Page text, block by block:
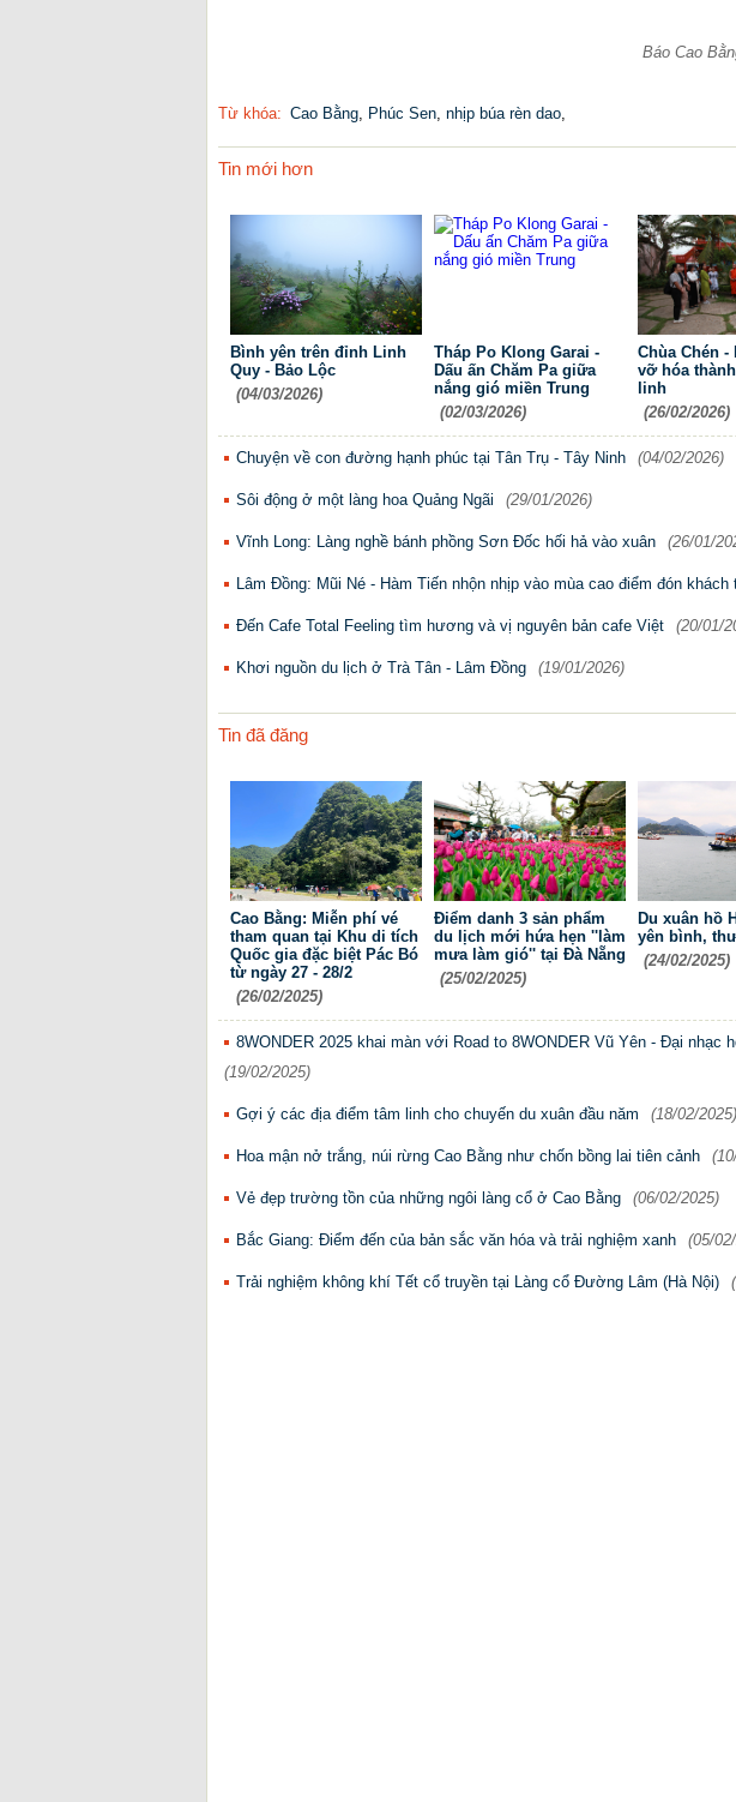
Báo Cao
Từ khóa: Cao Bằng, Phúc Sen, nhịp búa rèn dao,
Tin mới hơn
Bình yên trên đỉnh Linh
Quy - Bảo Lộc
(04/03/2026)
Tháp Po Klong Garai -
Dấu ấn Chăm Pa giữa
nắng gió miền Trung
(02/03/2026)
Chùa Chén -
vỡ hóa
linh
(26/02/2026)
Chuyện về con đường hạnh phúc tại Tân Trụ - Tây Ninh (04/02/2026)
Sôi động ở một làng hoa Quảng Ngãi (29/01/2026)
Vĩnh Long: Làng nghề bánh phồng Sơn Đốc hối hả vào xuân (26/01/
Lâm Đồng: Mũi Né - Hàm Tiến nhộn nhịp vào mùa cao điểm đón khách
Đến Cafe Total Feeling tìm hương và vị nguyên bản cafe Việt (20/01/
Khơi nguồn du lịch ở Trà Tân - Lâm Đồng (19/01/2026)
Tin đã đăng
Cao Bằng: Miễn phí vé
tham quan tại Khu di tích
Quốc gia đặc biệt Pác Bó
từ ngày 27 - 28/2
(26/02/2025)
Điểm danh 3 sản phẩm
du lịch mới hứa hẹn ''làm
mưa làm gió'' tại Đà Nẵng
(25/02/2025)
Du xuân hồ
yên bình,
(24/02/2025)
8WONDER 2025 khai màn với Road to 8WONDER Vũ Yên - Đại nhạc
(19/02/2025)
Gợi ý các địa điểm tâm linh cho chuyến du xuân đầu năm (18/02/2025)
Hoa mận nở trắng, núi rừng Cao Bằng như chốn bồng lai tiên cảnh
Vẻ đẹp trường tồn của những ngôi làng cổ ở Cao Bằng (06/02/2025)
Bắc Giang: Điểm đến của bản sắc văn hóa và trải nghiệm xanh (05/
Trải nghiệm không khí Tết cổ truyền tại Làng cổ Đường Lâm (Hà Nội)